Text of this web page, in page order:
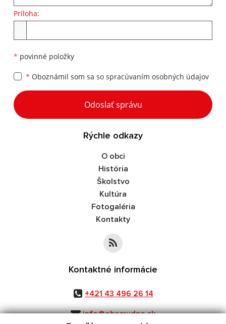
Príloha:
* povinné položky
* Oboznámil som sa so spracúvaním osobných údajov
Google reCaptcha Response
Odoslať správu
Rýchle odkazy
O obci
História
Školstvo
Kultúra
Fotogaléria
Kontakty
Kontaktné informácie
+421 43 496 26 14
info@obecrudno.sk